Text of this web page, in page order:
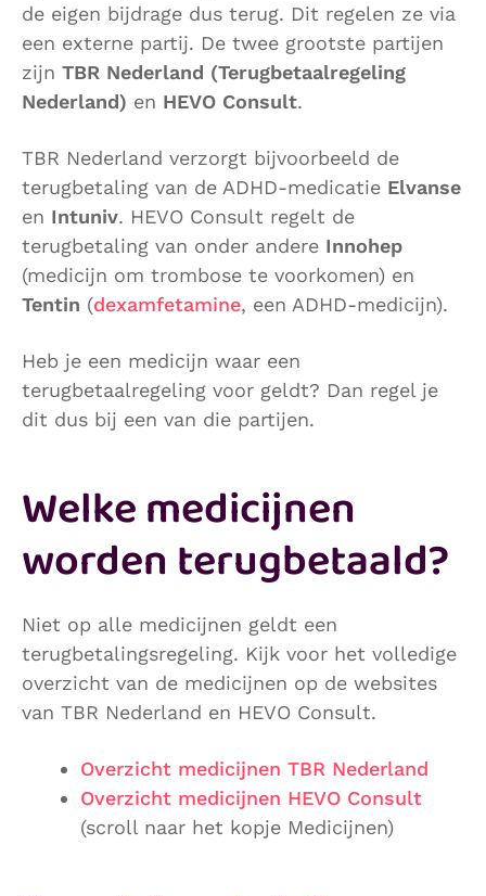
de eigen bijdrage dus terug. Dit regelen ze via
een externe partij. De twee grootste partijen
zijn TBR Nederland (Terugbetaalregeling
Nederland) en HEVO Consult.
TBR Nederland verzorgt bijvoorbeeld de
terugbetaling van de ADHD-medicatie Elvanse
en Intuniv. HEVO Consult regelt de
terugbetaling van onder andere Innohep
(medicijn om trombose te voorkomen) en
Tentin (dexamfetamine, een ADHD-medicijn).
Heb je een medicijn waar een
terugbetaalregeling voor geldt? Dan regel je
dit dus bij een van die partijen.
Welke medicijnen
worden terugbetaald?
Niet op alle medicijnen geldt een
terugbetalingsregeling. Kijk voor het volledige
overzicht van de medicijnen op de websites
van TBR Nederland en HEVO Consult.
Overzicht medicijnen TBR Nederland
Overzicht medicijnen HEVO Consult
(scroll naar het kopje Medicijnen)